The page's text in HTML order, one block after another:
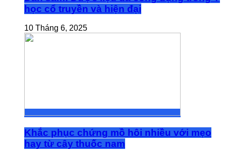
học cổ truyền và hiện đại
10 Tháng 6, 2025
Khắc phục chứng mồ hôi nhiều với mẹo
hay từ cây thuốc nam